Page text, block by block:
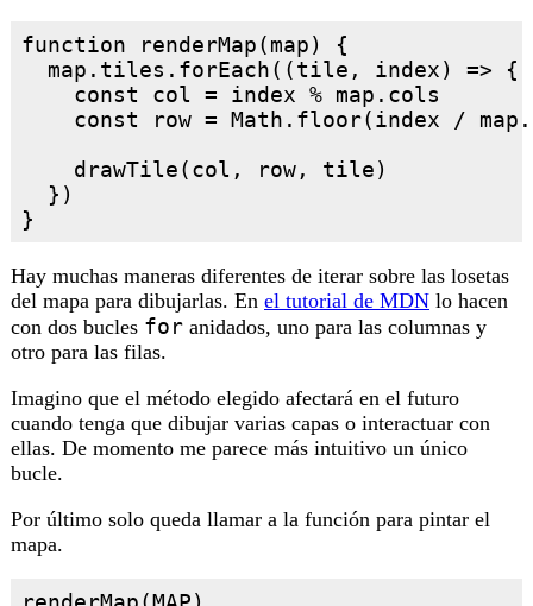
function renderMap(map) {
  map.tiles.forEach((tile, index) => {
    const col = index % map.cols
const row = Math.floor(index /
    drawTile(col, row, tile)
  })
Hay muchas maneras diferentes de iterar sobre las losetas
del mapa para dibujarlas. En el tutorial de MDN lo hacen
con dos bucles for anidados, uno para las columnas y
otro para las filas.
Imagino que el método elegido afectará en el futuro
cuando tenga que dibujar varias capas o interactuar con
ellas. De momento me parece más intuitivo un único
bucle.
Por último solo queda llamar a la función para pintar el
mapa.